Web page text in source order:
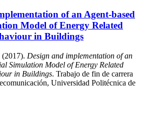
of an Agent-based
Model of Energy Related
in Buildings
(2017). Design and implementation of an
Simulation Model of Energy Related
in Buildings. Trabajo de fin de carrera
Universidad Politécnica de